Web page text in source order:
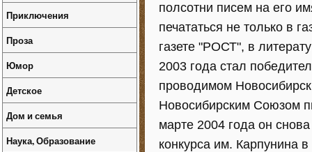
полсотни писем на его
печататься не только в
газете "РОСТ", в
2003 года стал
проводимом
Новосибирским Союзом
марте 2004 года он
конкурса им. Карпунина
Приключения
Проза
Юмор
Детское
Дом и семья
Наука, Образование